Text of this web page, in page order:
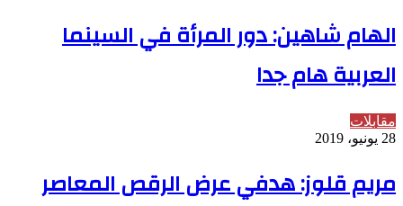
الهام شاهين: دور المرأة في السينما
العربية هام جدا
مقابلات
28 يونيو، 2019
مريم قلوز: هدفي عرض الرقص المعاصر